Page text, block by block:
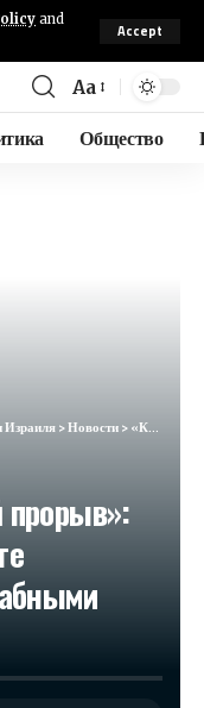
and
Accept
Aa
Общество
Израиля>Новости>«Каждый день новый прорыв»: как в Орске и Оренбурге справляются с масштабными наводнениями